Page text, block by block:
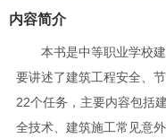
内容简介
本书是中等职业学校
要讲述了建筑工程安全、
22个任务，主要内容包括
全技术、建筑施工常见意